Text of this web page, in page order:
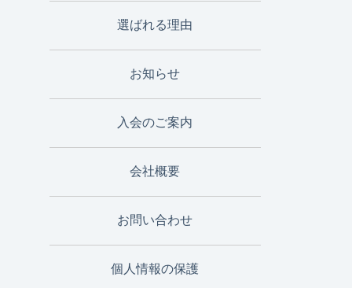
選ばれる理由
お知らせ
入会のご案内
会社概要
お問い合わせ
個人情報の保護